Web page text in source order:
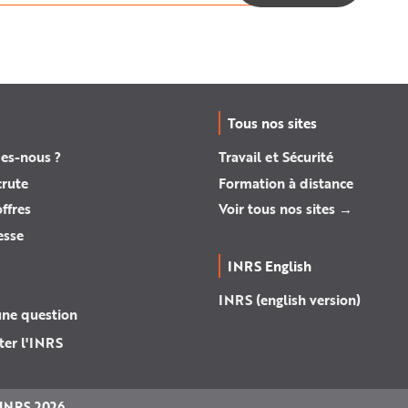
nous ?
question
l'INRS
Tous nos sites
Travail et Sécurité
Formation à distance
Voir tous nos sites →
INRS English
INRS (english version)